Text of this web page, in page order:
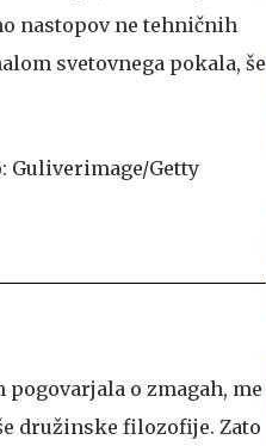
nastopov ne tehničnih
svetovnega pokala, še
o zmagah, me
družinske filozofije. Zato